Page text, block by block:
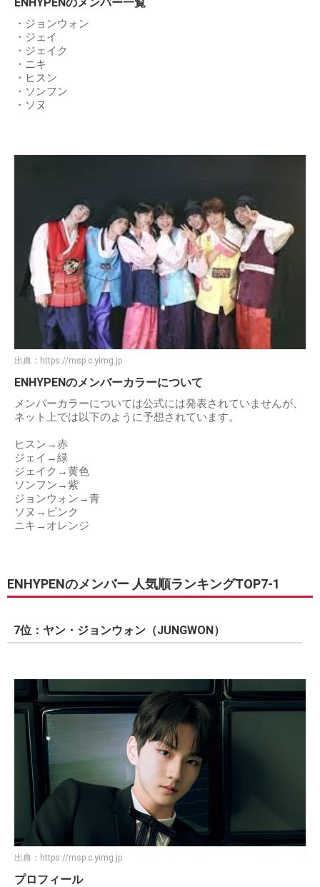
ENHYPENのメンバー一覧
・ジョンウォン
・ジェイ
・ジェイク
・ニキ
・ヒスン
・ソンフン
・ソヌ
出典： https://msp.c.yimg.jp
ENHYPENのメンバーカラーについて
メンバーカラーについては公式には発表されていませんが、
ネット上では以下のように予想されています。
ヒスン→赤
ジェイ→緑
ジェイク→黄色
ソンフン→紫
ジョンウォン→青
ソヌ→ピンク
ニキ→オレンジ
ENHYPENのメンバー 人気順ランキングTOP7-1
7位：ヤン・ジョンウォン（JUNGWON）
出典： https://msp.c.yimg.jp
プロフィール